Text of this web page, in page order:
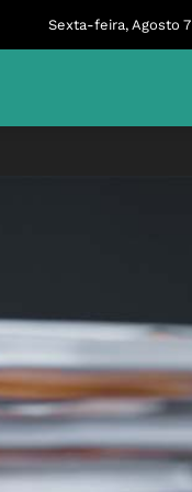
Sexta-feira, Agosto 7